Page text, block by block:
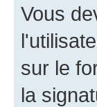
Vous
sur le
la